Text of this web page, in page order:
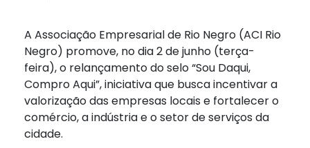
A Associação Empresarial de Rio Negro (ACI Rio
Negro) promove, no dia 2 de junho (terça-
feira), o relançamento do selo “Sou Daqui,
Compro Aqui”, iniciativa que busca incentivar a
valorização das empresas locais e fortalecer o
comércio, a indústria e o setor de serviços da
cidade.